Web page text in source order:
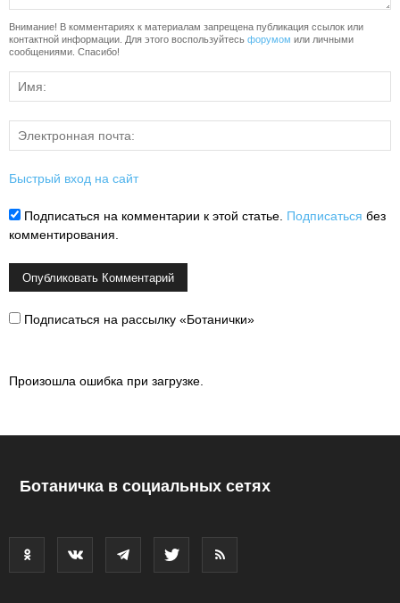
Внимание! В комментариях к материалам запрещена публикация ссылок или
контактной информации. Для этого воспользуйтесь форумом или личными
сообщениями. Спасибо!
Быстрый вход на сайт
Подписаться на комментарии к этой статье. Подписаться без
комментирования.
Подписаться на рассылку «Ботанички»
Произошла ошибка при загрузке.
Ботаничка в социальных сетях